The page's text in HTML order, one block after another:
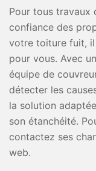
Pour tous travaux
confiance des
votre toiture fuit, il
pour vous. Avec
équipe de
détecter les
la solution
son étanchéité.
contactez ses
web.